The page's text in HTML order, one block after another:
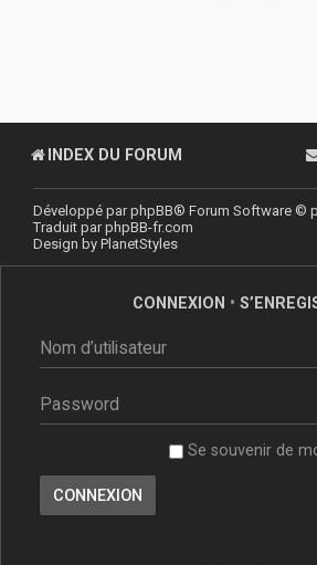
INDEX DU FORUM
Développé parphpBB® Forum Software ©
Traduit parphpBB-fr.com
Design by PlanetStyles
CONNEXION •
Se souvenir de